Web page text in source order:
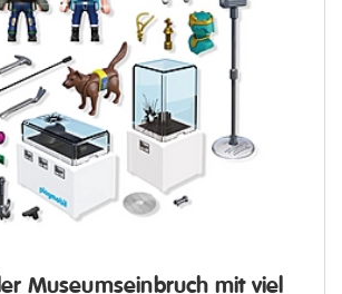
Museumseinbruch mit viel